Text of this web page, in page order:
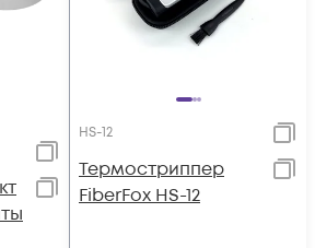
HS-12
Термостриппер
FiberFox HS-12